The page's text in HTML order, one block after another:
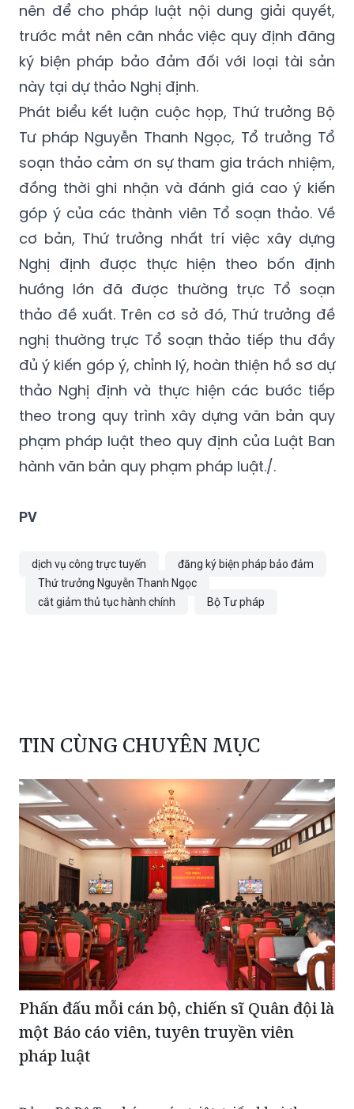
nên để cho pháp luật nội dung giải quyết,
trước mắt nên cân nhắc việc quy định đăng
ký biện pháp bảo đảm đối với loại tài sản
này tại dự thảo Nghị định.
Phát biểu kết luận cuộc họp, Thứ trưởng Bộ
Tư pháp Nguyễn Thanh Ngọc, Tổ trưởng Tổ
soạn thảo cảm ơn sự tham gia trách nhiệm,
đồng thời ghi nhận và đánh giá cao ý kiến
góp ý của các thành viên Tổ soạn thảo. Về
cơ bản, Thứ trưởng nhất trí việc xây dựng
Nghị định được thực hiện theo bốn định
hướng lớn đã được thường trực Tổ soạn
thảo đề xuất. Trên cơ sở đó, Thứ trưởng đề
nghị thường trực Tổ soạn thảo tiếp thu đầy
đủ ý kiến góp ý, chỉnh lý, hoàn thiện hồ sơ dự
thảo Nghị định và thực hiện các bước tiếp
theo trong quy trình xây dựng văn bản quy
phạm pháp luật theo quy định của Luật Ban
hành văn bản quy phạm pháp luật./.
PV
dịch vụ công trực tuyến
đăng ký biện pháp bảo đảm
Thứ trưởng Nguyễn Thanh Ngọc
cắt giảm thủ tục hành chính
Bộ Tư pháp
TIN CÙNG CHUYÊN MỤC
Phấn đấu mỗi cán bộ, chiến sĩ Quân đội là
một Báo cáo viên, tuyên truyền viên
pháp luật